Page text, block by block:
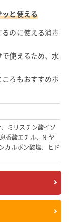
ッと使える
のに使える消毒
使えるため、水
ろもおすすめポ
ミリスチン酸イソ
香酸エチル、N-ヤ
カルボン酸塩、ヒド